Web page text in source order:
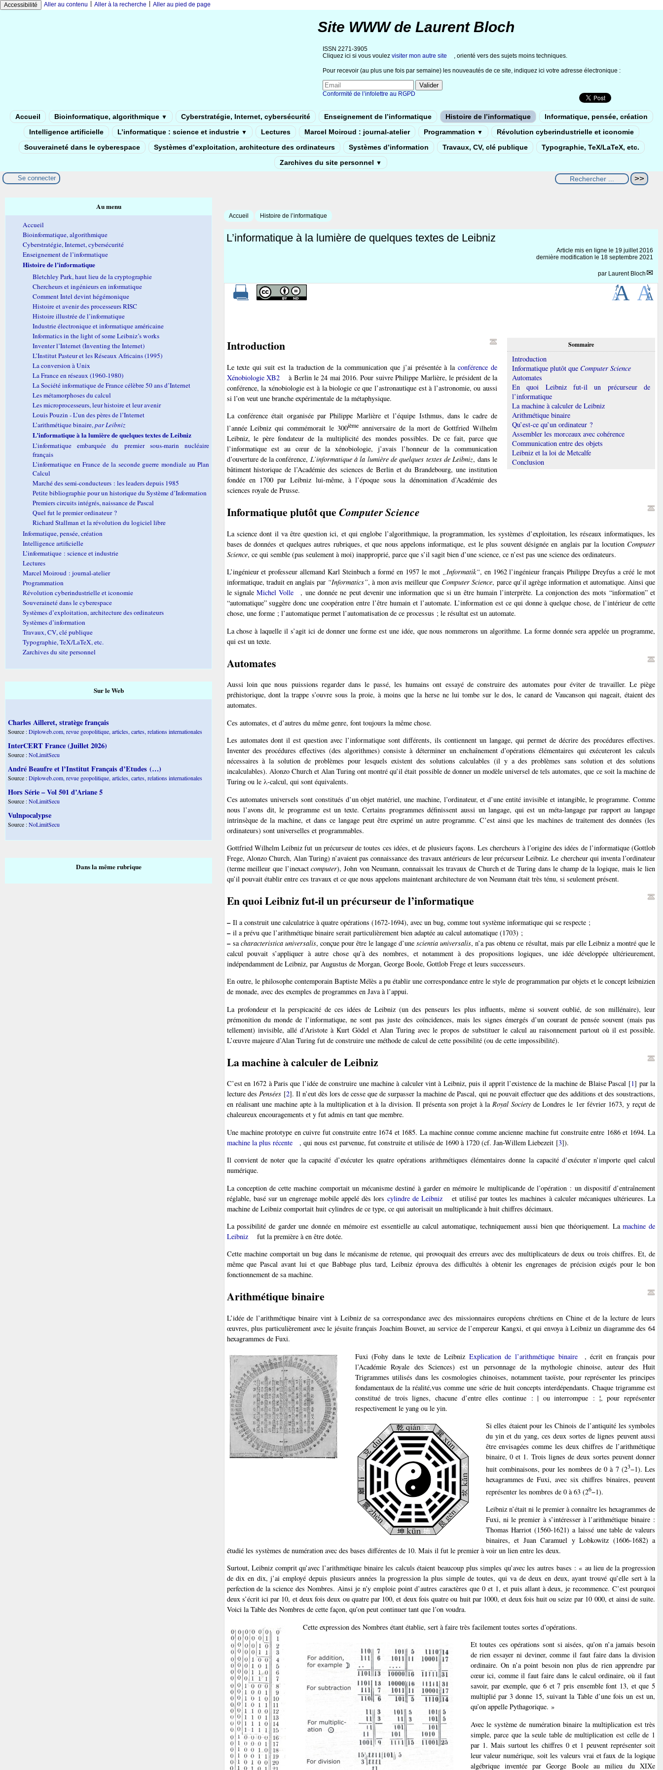
Accessibilité Aller au contenu Aller à la recherche Aller au pied de page
Site WWW de Laurent Bloch
ISSN 2271-3905
Cliquez ici si vous voulez visiter mon autre site , orienté vers des sujets moins techniques.
Pour recevoir (au plus une fois par semaine) les nouveautés de ce site, indiquez ici votre adresse électronique :
Conformité de l’infolettre au RGPD
Accueil Bioinformatique, algorithmique ▼ Cyberstratégie, Internet, cybersécurité Enseignement de l’informatique Histoire de l’informatique
Informatique, pensée, création
Intelligence artificielle
L’informatique : science et industrie ▼ Lectures Marcel Moiroud : journal-atelier Programmation ▼
Révolution cyberindustrielle et iconomie
Souveraineté dans le cyberespace
Systèmes d’exploitation, architecture des ordinateurs Systèmes d’information Travaux, CV, clé publique
Typographie, TeX/LaTeX, etc.
Zarchives du site personnel ▼
Se connecter
Accueil Histoire de l’informatique
L’informatique à la lumière de quelques textes de Leibniz
Article mis en ligne le 19 juillet 2016
dernière modification le 18 septembre 2021
par Laurent Bloch
Sommaire
Introduction
Informatique plutôt que Computer Science
Automates
En quoi Leibniz fut-il un précurseur de
l’informatique
La machine à calculer de Leibniz
Arithmétique binaire
Qu’est-ce qu’un ordinateur ?
Assembler les morceaux avec cohérence
Communication entre des objets
Leibniz et la loi de Metcalfe
Conclusion
Introduction
Le texte qui suit est la traduction de la communication que j’ai présentée à laconférence de
Xénobiologie XB2
à Berlin le 24 mai 2016. Pour suivre Philippe Marlière, le président de la
conférence, la xénobiologie est à la biologie ce que l’astronautique est à l’astronomie, ou aussi
si l’on veut une branche expérimentale de la métaphysique.
La conférence était organisée par Philippe Marlière et l’équipe Isthmus, dans le cadre de
l’année Leibniz qui commémorait le 300ièmeanniversaire de la mort de Gottfried Wilhelm
Leibniz, le père fondateur de la multiplicité des mondes possibles. De ce fait, parce que
l’informatique est au cœur de la xénobiologie, j’avais l’honneur de la communication
d’ouverture de la conférence, L’informatique à la lumière de quelques textes de Leibniz, dans le
bâtiment historique de l’Académie des sciences de Berlin et du Brandebourg, une institution
fondée en 1700 par Leibniz lui-même, à l’époque sous la dénomination d’Académie des
sciences royale de Prusse.
Informatique plutôt que Computer Science
La science dont il va être question ici, et qui englobe l’algorithmique, la programmation, les systèmes d’exploitation, les réseaux informatiques, les
bases de données et quelques autres rubriques, et que nous appelons informatique, est le plus souvent désignée en anglais par la locution Computer
Science, ce qui semble (pas seulement à moi) inapproprié, parce que s’il sagit bien d’une science, ce n’est pas une science des ordinateurs.
L’ingénieur et professeur allemand Karl Steinbuch a formé en 1957 le mot „Informatik“, en 1962 l’ingénieur français Philippe Dreyfus a créé le mot
informatique, traduit en anglais par “Informatics”, à mon avis meilleur que Computer Science, parce qu’il agrège information et automatique. Ainsi que
le signaleMichel Volle
, une donnée ne peut devenir une information que si un être humain l’interprète. La conjonction des mots “information” et
“automatique” suggère donc une coopération entre l’être humain et l’automate. L’information est ce qui donne à quelque chose, de l’intérieur de cette
chose, une forme ; l’automatique permet l’automatisation de ce processus ; le résultat est un automate.
La chose à laquelle il s’agit ici de donner une forme est une idée, que nous nommerons un algorithme. La forme donnée sera appelée un programme,
qui est un texte.
Automates
Aussi loin que nous puissions regarder dans le passé, les humains ont essayé de construire des automates pour éviter de travailler. Le piège
préhistorique, dont la trappe s’ouvre sous la proie, à moins que la herse ne lui tombe sur le dos, le canard de Vaucanson qui nageait, étaient des
automates.
Ces automates, et d’autres du même genre, font toujours la même chose.
Les automates dont il est question avec l’informatique sont différents, ils contiennent un langage, qui permet de décrire des procédures effectives.
Inventer des procédures effectives (des algorithmes) consiste à déterminer un enchaînement d’opérations élémentaires qui exécuteront les calculs
nécessaires à la solution de problèmes pour lesquels existent des solutions calculables (il y a des problèmes sans solution et des solutions
incalculables). Alonzo Church et Alan Turing ont montré qu’il était possible de donner un modèle universel de tels automates, que ce soit la machine de
Turing ou le λ-calcul, qui sont équivalents.
Ces automates universels sont constitués d’un objet matériel, une machine, l’ordinateur, et d’une entité invisible et intangible, le programme. Comme
nous l’avons dit, le programme est un texte. Certains programmes définissent aussi un langage, qui est un méta-langage par rapport au langage
intrinsèque de la machine, et dans ce langage peut être exprimé un autre programme. C’est ainsi que les machines de traitement des données (les
ordinateurs) sont universelles et programmables.
Gottfried Wilhelm Leibniz fut un précurseur de toutes ces idées, et de plusieurs façons. Les chercheurs à l’origine des idées de l’informatique (Gottlob
Frege, Alonzo Church, Alan Turing) n’avaient pas connaissance des travaux antérieurs de leur précurseur Leibniz. Le chercheur qui inventa l’ordinateur
(terme meilleur que l’inexactcomputer), John von Neumann, connaissait les travaux de Church et de Turing dans le champ de la logique, mais le lien
qu’il pouvait établir entre ces travaux et ce que nous appelons maintenant architecture de von Neumann était très ténu, si seulement présent.
En quoi Leibniz fut-il un précurseur de l’informatique
–Il a construit une calculatrice à quatre opérations (1672-1694), avec un bug, comme tout système informatique qui se respecte ;
–il a prévu que l’arithmétique binaire serait particulièrement bien adaptée au calcul automatique (1703) ;
–sacharacteristica universalis, conçue pour être le langage d’unescientia universalis, n’a pas obtenu ce résultat, mais par elle Leibniz a montré que le
calcul pouvait s’appliquer à autre chose qu’à des nombres, et notamment à des propositions logiques, une idée développée ultérieurement,
indépendamment de Leibniz, par Augustus de Morgan, George Boole, Gottlob Frege et leurs successeurs.
En outre, le philosophe contemporain Baptiste Mélès a pu établir une correspondance entre le style de programmation par objets et le concept leibnizien
de monade, avec des exemples de programmes en Java à l’appui.
La profondeur et la perspicacité de ces idées de Leibniz (un des penseurs les plus influents, même si souvent oublié, de son millénaire), leur
prémonition du monde de l’informatique, ne sont pas juste des coïncidences, mais les signes émergés d’un courant de pensée souvent (mais pas
tellement) invisible, allé d’Aristote à Kurt Gödel et Alan Turing avec le propos de substituer le calcul au raisonnement partout où il est possible.
L’œuvre majeure d’Alan Turing fut de construire une méthode de calcul de cette possibilité (ou de cette impossibilité).
La machine à calculer de Leibniz
C’est en 1672 à Paris que l’idée de construire une machine à calculer vint à Leibniz, puis il apprit l’existence de la machine de Blaise Pascal [1] par la
lecture des Pensées[2]. Il n’eut dès lors de cesse que de surpasser la machine de Pascal, qui ne pouvait effectuer que des additions et des soustractions,
en réalisant une machine apte à la multiplication et à la division. Il présenta son projet à laRoyal Society de Londres le 1er février 1673, y reçut de
chaleureux encouragements et y fut admis en tant que membre.
Une machine prototype en cuivre fut construite entre 1674 et 1685. La machine connue comme ancienne machine fut construite entre 1686 et 1694. La
machine la plus récente
, qui nous est parvenue, fut construite et utilisée de 1690 à 1720 (cf. Jan-Willem Liebezeit[3]).
Il convient de noter que la capacité d’exécuter les quatre opérations arithmétiques élémentaires donne la capacité d’exécuter n’importe quel calcul
numérique.
La conception de cette machine comportait un mécanisme destiné à garder en mémoire le multiplicande de l’opération : un dispositif d’entraînement
réglable, basé sur un engrenage mobile appelé dès lors cylindre de Leibniz
et utilisé par toutes les machines à calculer mécaniques ultérieures. La
machine de Leibniz comportait huit cylindres de ce type, ce qui autorisait un multiplicande à huit chiffres décimaux.
La possibilité de garder une donnée en mémoire est essentielle au calcul automatique, techniquement aussi bien que théoriquement. Lamachine de
Leibniz
fut la première à en être dotée.
Cette machine comportait un bug dans le mécanisme de retenue, qui provoquait des erreurs avec des multiplicateurs de deux ou trois chiffres. Et, de
même que Pascal avant lui et que Babbage plus tard, Leibniz éprouva des difficultés à obtenir les engrenages de précision exigés pour le bon
fonctionnement de sa machine.
Arithmétique binaire
L’idée de l’arithmétique binaire vint à Leibniz de sa correspondance avec des missionnaires européens chrétiens en Chine et de la lecture de leurs
œuvres, plus particulièrement avec le jésuite français Joachim Bouvet, au service de l’empereur Kangxi, et qui envoya à Leibniz un diagramme des 64
hexagrammes de Fuxi.
Fuxi (Fohy dans le texte de Leibniz Explication de l’arithmétique binaire
, écrit en français pour
l’Académie Royale des Sciences) est un personnage de la mythologie chinoise, auteur des Huit
Trigrammes utilisés dans les cosmologies chinoises, notamment taoïste, pour représenter les principes
fondamentaux de la réalité,vus comme une série de huit concepts interdépendants. Chaque trigramme est
constitué de trois lignes, chacune d’entre elles continue : | ou interrompue : ¦, pour représenter
respectivement le yang ou le yin.
Si elles étaient pour les Chinois de l’antiquité les symboles
du yin et du yang, ces deux sortes de lignes peuvent aussi
être envisagées comme les deux chiffres de l’arithmétique
binaire, 0 et 1. Trois lignes de deux sortes peuvent donner
huit combinaisons, pour les nombres de 0 à 7 (23−1). Les
hexagrammes de Fuxi, avec six chiffres binaires, peuvent
représenter les nombres de 0 à 63 (26−1).
Leibniz n’était ni le premier à connaître les hexagrammes de
Fuxi, ni le premier à s’intéresser à l’arithmétique binaire :
Thomas Harriot (1560-1621) a laissé une table de valeurs
binaires, et Juan Caramuel y Lobkowitz (1606-1682) a
étudié les systèmes de numération avec des bases différentes de 10. Mais il fut le premier à voir un lien entre les deux.
Surtout, Leibniz comprit qu’avec l’arithmétique binaire les calculs étaient beaucoup plus simples qu’avec les autres bases : « au lieu de la progression
de dix en dix, j’ai employé depuis plusieurs années la progression la plus simple de toutes, qui va de deux en deux, ayant trouvé qu’elle sert à la
perfection de la science des Nombres. Ainsi je n’y emploie point d’autres caractères que 0 et 1, et puis allant à deux, je recommence. C’est pourquoi
deux s’écrit ici par 10, et deux fois deux ou quatre par 100, et deux fois quatre ou huit par 1000, et deux fois huit ou seize par 10 000, et ainsi de suite.
Voici la Table des Nombres de cette façon, qu’on peut continuer tant que l’on voudra.
Cette expression des Nombres étant établie, sert à faire très facilement toutes sortes d’opérations.
Et toutes ces opérations sont si aisées, qu’on n’a jamais besoin
de rien essayer ni deviner, comme il faut faire dans la division
ordinaire. On n’a point besoin non plus de rien apprendre par
cœur ici, comme il faut faire dans le calcul ordinaire, où il faut
savoir, par exemple, que 6 et 7 pris ensemble font 13, et que 5
multiplié par 3 donne 15, suivant la Table d’une fois un est un,
qu’on appelle Pythagorique. »
Avec le système de numération binaire la multiplication est très
simple, parce que la seule table de multiplication est celle de 1
par 1. Mais surtout les chiffres 0 et 1 peuvent représenter soit
leur valeur numérique, soit les valeurs vrai et faux de la logique
algébrique inventée par George Boole au milieu du XIXe
Au menu
Accueil
Bioinformatique, algorithmique
Cyberstratégie, Internet, cybersécurité
Enseignement de l’informatique
Histoire de l’informatique
Bletchley Park, haut lieu de la cryptographie
Chercheurs et ingénieurs en informatique
Comment Intel devint hégémonique
Histoire et avenir des processeurs RISC
Histoire illustrée de l’informatique
Industrie électronique et informatique américaine
Informatics in the light of some Leibniz’s works
Inventer l’Internet (Inventing the Internet)
L’Institut Pasteur et les Réseaux Africains (1995)
La conversion à Unix
La France en réseaux (1960-1980)
La Société informatique de France célèbre 50 ans d’Internet
Les métamorphoses du calcul
Les microprocesseurs, leur histoire et leur avenir
Louis Pouzin - L’un des pères de l’Internet
L’arithmétique binaire,par Leibniz
L’informatique à la lumière de quelques textes de Leibniz
L’informatique embarquée du premier sous-marin nucléaire
français
L’informatique en France de la seconde guerre mondiale au Plan
Calcul
Marché des semi-conducteurs : les leaders depuis 1985
Petite bibliographie pour un historique du Système d’Information
Premiers circuits intégrés, naissance de Pascal
Quel fut le premier ordinateur ?
Richard Stallman et la révolution du logiciel libre
Informatique, pensée, création
Intelligence artificielle
L’informatique : science et industrie
Lectures
Marcel Moiroud : journal-atelier
Programmation
Révolution cyberindustrielle et iconomie
Souveraineté dans le cyberespace
Systèmes d’exploitation, architecture des ordinateurs
Systèmes d’information
Travaux, CV, clé publique
Typographie, TeX/LaTeX, etc.
Zarchives du site personnel
Sur le Web
Charles Ailleret, stratège français
Source :Diploweb.com, revue geopolitique, articles, cartes, relations internationales
InterCERT France (Juillet 2026)
Source :NoLimitSecu
André Beaufre et l’Institut Français d’Etudes (…)
Source :Diploweb.com, revue geopolitique, articles, cartes, relations internationales
Hors Série – Vol 501 d’Ariane 5
Source :NoLimitSecu
Vulnpocalypse
Source :NoLimitSecu
Dans la même rubrique